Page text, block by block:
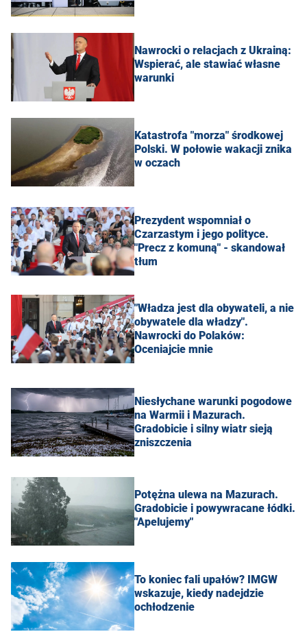
Nawrocki o relacjach z Ukrainą:
Wspierać, ale stawiać własne
warunki
Katastrofa "morza" środkowej
Polski. W połowie wakacji znika
w oczach
Prezydent wspomniał o
Czarzastym i jego polityce.
"Precz z komuną" - skandował
tłum
"Władza jest dla obywateli, a nie
obywatele dla władzy".
Nawrocki do Polaków:
Oceniajcie mnie
Niesłychane warunki pogodowe
na Warmii i Mazurach.
Gradobicie i silny wiatr sieją
zniszczenia
Potężna ulewa na Mazurach.
Gradobicie i powywracane łódki.
"Apelujemy"
To koniec fali upałów? IMGW
wskazuje, kiedy nadejdzie
ochłodzenie